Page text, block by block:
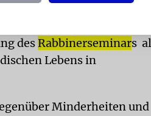
desRabbinerseminars
Lebens in
Minderheiten und